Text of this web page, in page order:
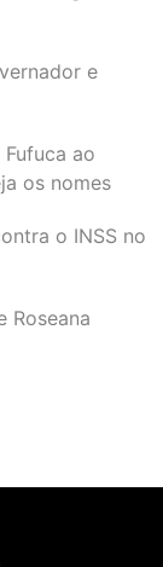
e
ao
os nomes
o INSS no
Roseana